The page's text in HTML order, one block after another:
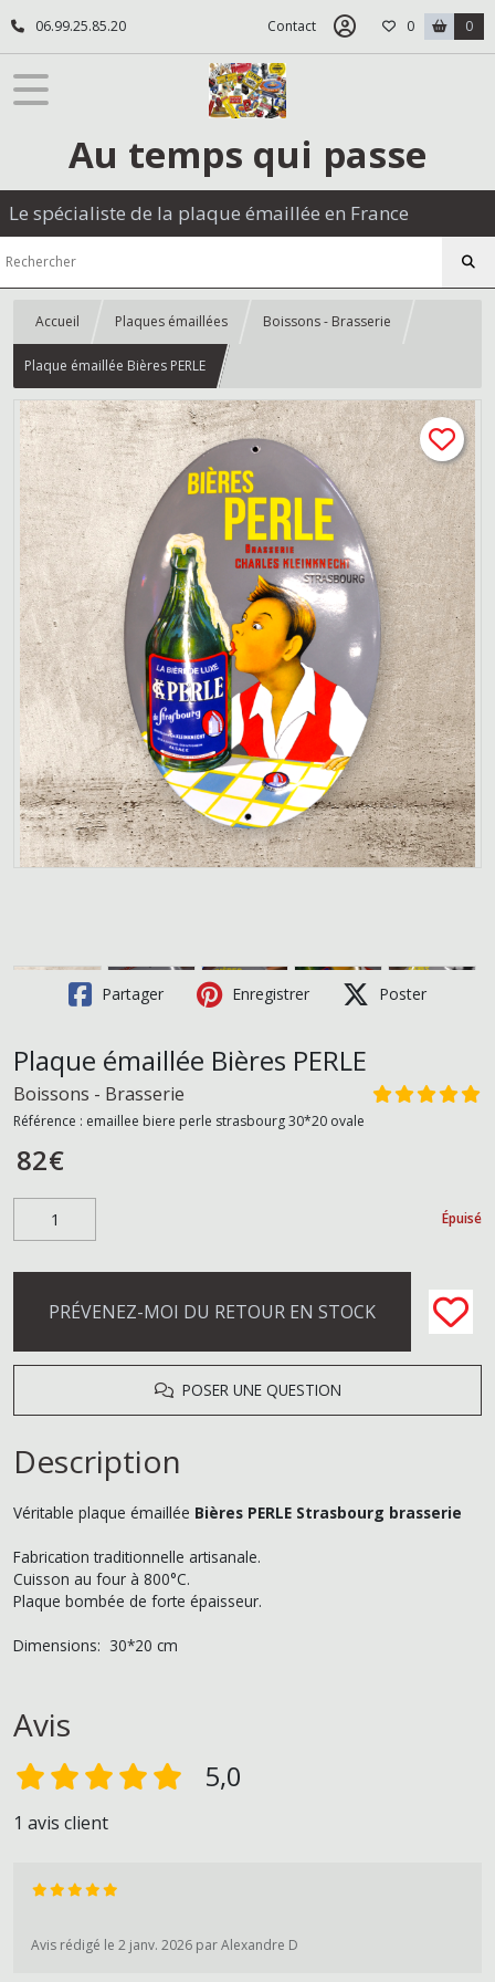
06.99.25.85.20 Contact 0 0
Au temps qui passe
Le spécialiste de la plaque émaillée en France
Accueil Plaques émaillées Boissons - Brasserie
Plaque émaillée Bières PERLE
Partager Enregistrer Poster
Plaque émaillée Bières PERLE
Boissons - Brasserie
Référence : emaillee biere perle strasbourg 30*20 ovale
82€
Épuisé
PRÉVENEZ-MOI DU RETOUR EN STOCK
POSER UNE QUESTION
Description
Véritable plaque émaillée Bières PERLE Strasbourg brasserie
Fabrication traditionnelle artisanale.
Cuisson au four à 800°C.
Plaque bombée de forte épaisseur.
Dimensions: 30*20 cm
Avis
5,0
1 avis client
Avis rédigé le 2 janv. 2026 par Alexandre D